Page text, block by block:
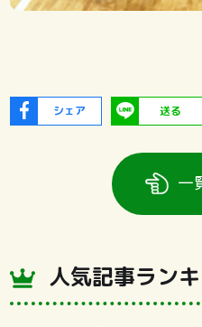
シェア 送る
一
人気記事ラン